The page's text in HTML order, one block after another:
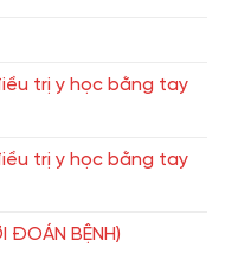
trị y học bằng tay
trị y học bằng tay
ĐOÁN BỆNH)